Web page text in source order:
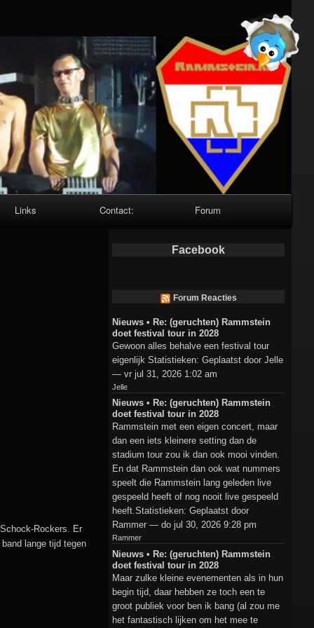
Links Contact: Forum
Rockers. Er
lange tijd tegen
Facebook
Forum Reacties
Nieuws • Re: (geruchten) Rammstein
doet festival tour in 2028
Gewoon alles behalve een festival tour
eigenlijk Statistieken: Geplaatst door Jelle
— vr jul 31, 2026 1:02 am
Jelle
Nieuws • Re: (geruchten) Rammstein
doet festival tour in 2028
Rammstein met een eigen concert, maar
dan een iets kleinere setting dan de
stadium tour zou ik dan ook mooi vinden.
En dat Rammstein dan ook wat nummers
speelt die Rammstein lang geleden live
gespeeld heeft of nog nooit live gespeeld
heeft.Statistieken: Geplaatst door
Rammer — do jul 30, 2026 9:28 pm
Rammer
Nieuws • Re: (geruchten) Rammstein
doet festival tour in 2028
Maar zulke kleine evenementen als in hun
begin tijd, daar hebben ze toch een te
groot publiek voor ben ik bang (al zou me
het fantastisch lijken om het mee te